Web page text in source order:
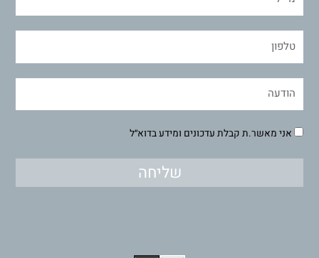
אני מאשר.ת קבלת עדכונים ומידע בדוא״ל
שליחה